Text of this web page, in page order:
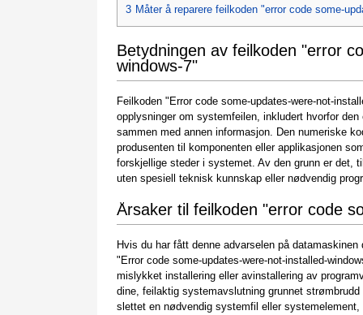
3 Måter å reparere feilkoden "error code some-
Betydningen av feilkoden "error
windows-7"
Feilkoden "Error code some-updates-were-not-
opplysninger om systemfeilen, inkludert hvorfor
sammen med annen informasjon. Den numeriske
produsenten til komponenten eller applikasjonen
forskjellige steder i systemet. Av den grunn er det,
uten spesiell teknisk kunnskap eller nødvendig
Årsaker til feilkoden "error code
Hvis du har fått denne advarselen på
"Error code some-updates-were-not-installed-
mislykket installering eller avinstallering av
dine, feilaktig systemavslutning grunnet
slettet en nødvendig systemfil eller systemelement,